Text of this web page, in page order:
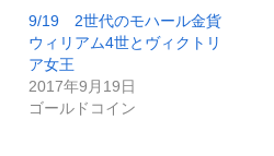
9/19 2世代のモハール金貨
ウィリアム4世とヴィクトリ
ア女王
2017年9月19日
ゴールドコイン